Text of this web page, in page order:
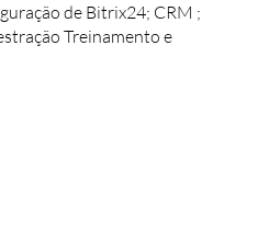
de Bitrix24; CRM ;
Treinamento e